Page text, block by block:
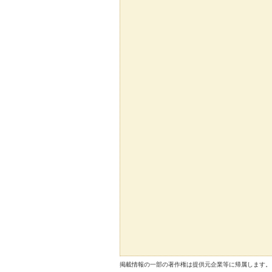
掲載情報の一部の著作権は提供元企業等に帰属します。